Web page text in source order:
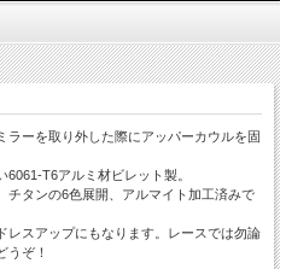
ラーを取り外した際にアッパーカウルを固
T6アルミ材ビレット製。
チタンの6色展開、アルマイト加工済みで
レスアップにもなります。レースでは勿論
うぞ！